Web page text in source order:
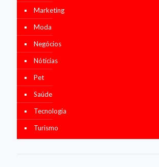
Marketing
Moda
Negócios
Nótícias
Pet
Saúde
Tecnologia
Turismo